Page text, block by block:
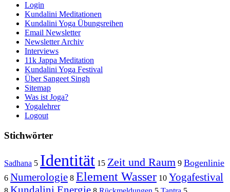
Login
Kundalini Meditationen
Kundalini Yoga Übungsreihen
Email Newsletter
Newsletter Archiv
Interviews
11k Jappa Meditation
Kundalini Yoga Festival
Über Sangeet Singh
Sitemap
Was ist Joga?
Yogalehrer
Logout
Stichwörter
Sadhana 5 Identität 15 Zeit und Raum 9 Bogenlinie
6 Numerologie 8 Element Wasser 10 Yogafestival